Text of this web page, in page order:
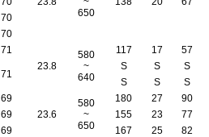
650
70
70
71
23.8
580
~
640
117 17 57
71
S S S
S S S
69
23.6
580
~
650
180 27 90
69 155 23 77
69 167 25 82